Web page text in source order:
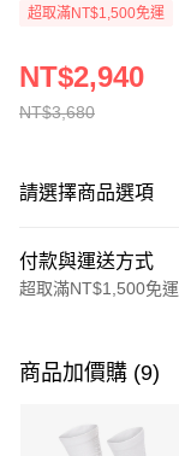
超取滿NT$1,500免運
NT$3,680
NT$2,940
請選擇商品選項
付款與運送方式
超取滿NT$1,500免運
信用卡一次付款
商品加價購 (9)